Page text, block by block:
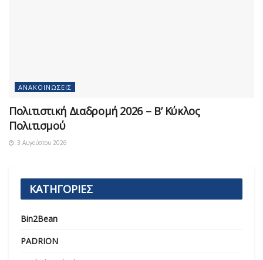
ΑΝΑΚΟΙΝΏΣΕΙΣ
Πολιτιστική Διαδρομή 2026 – Β’ Κύκλος
Πολιτισμού
3 Αυγούστου 2026
ΚΑΤΗΓΟΡΙΕΣ
Bin2Bean
PADRION